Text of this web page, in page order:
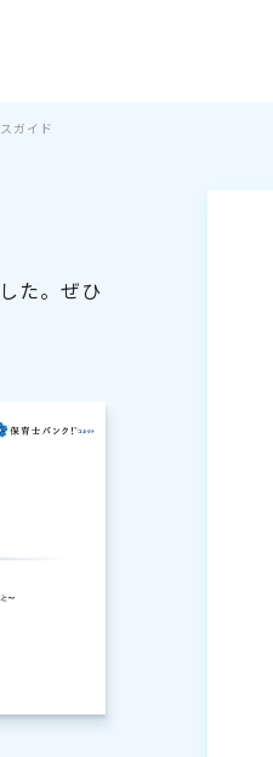
ガイド
た。ぜひ